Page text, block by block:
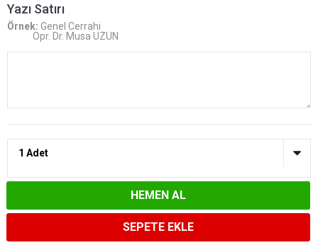
Yazı Satırı
Örnek: Genel Cerrahi
Opr. Dr. Musa UZUN
HEMEN AL
SEPETE EKLE